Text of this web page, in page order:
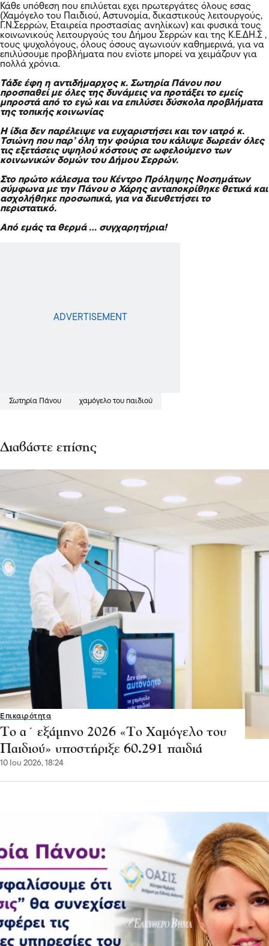
Κάθε υπόθεση που επιλύεται εχει πρωτεργάτες όλους εσας
(Χαμόγελο του Παιδιού, Αστυνομία, δικαστικούς λειτουργούς,
Γ.Ν.Σερρών, Εταιρεία προστασίας ανηλίκων) και φυσικά τους
κοινωνικούς λειτουργούς του Δήμου Σερρών και της Κ.Ε.ΔΗ.Σ ,
τους ψυχολόγους, όλους όσους αγωνιούν καθημερινά, για να
επιλύσουμε προβλήματα που ενίοτε μπορεί να χειμάζουν για
πολλά χρόνια.
Τάδε έφη η αντιδήμαρχος κ. Σωτηρία Πάνου που
προσπαθεί με όλες της δυνάμεις να προτάξει το εμείς
μπροστά από το εγώ και να επιλύσει δύσκολα προβλήματα
της τοπικής κοινωνίας
Η ίδια δεν παρέλειψε να ευχαριστήσει και τον ιατρό κ.
Τσιώνη που παρ’ όλη την φούρια του κάλυψε δωρεάν όλες
τις εξετάσεις υψηλού κόστους σε ωφελούμενο των
κοινωνικών δομών του Δήμου Σερρών.
Στο πρώτο κάλεσμα του Κέντρο Πρόληψης Νοσημάτων
σύμφωνα με την Πάνου ο Χάρης ανταποκρίθηκε θετικά και
ασχολήθηκε προσωπικά, για να διευθετήσει το
περιστατικό.
Από εμάς τα θερμά … συγχαρητήρια!
Σωτηρία Πάνου χαμόγελο του παιδιού
Διαβάστε επίσης
Επικαιρότητα
Το α΄ εξάμηνο 2026 «Το Χαμόγελο του
Παιδιού» υποστήριξε 60.291 παιδιά
10 Ιου 2026, 18:24